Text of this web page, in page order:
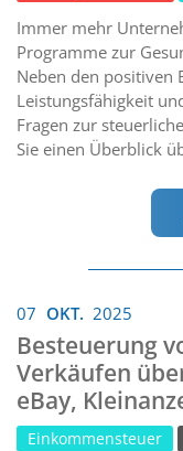
Immer mehr
Programme zur
Neben den positiven
Leistungsfähigkeit
Fragen zur
Sie einen Überblick
07 OKT. 2025
Besteuerung
Verkäufen
eBay,
Einkommensteuer